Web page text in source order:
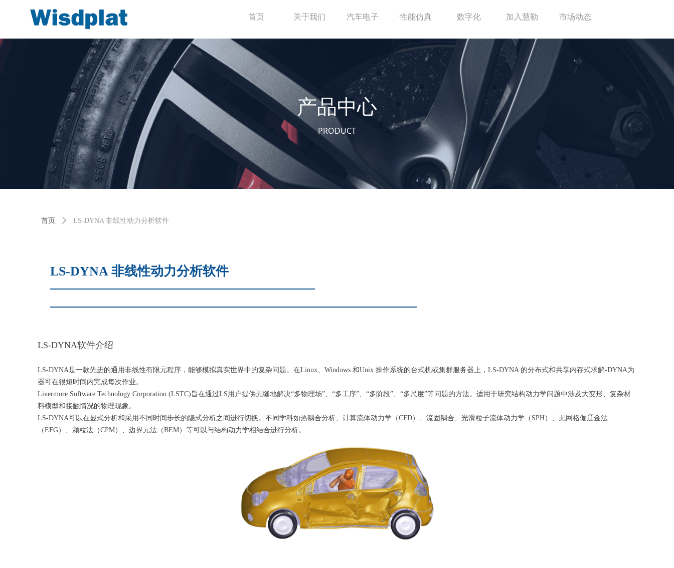
首页 关于我们 汽车电子 性能仿真 数字化 加入慧勒 市场动态
LS-DYNA 非线性动力分析软件
LS-DYNA软件介绍
LS-DYNA是一款先进的通用非线性有限元程序，能够模拟真实世界中的复杂问题。在Linux、Windows 和Unix 操作系统的台式机或集群服务器上，LS-DYNA 的分布式和共享内存式求解-DYNA为
器可在很短时间内完成每次作业。
Livermore Software Technology Corporation (LSTC)旨在通过LS用户提供无缝地解决“多物理场”、“多工序”、“多阶段”、“多尺度”等问题的方法。适用于研究结构动力学问题中涉及大变形、复杂材
料模型和接触情况的物理现象。
LS-DYNA可以在显式分析和采用不同时间步长的隐式分析之间进行切换。不同学科如热耦合分析、计算流体动力学（CFD）、流固耦合、光滑粒子流体动力学（SPH）、无网格伽辽金法
（EFG）、颗粒法（CPM）、边界元法（BEM）等可以与结构动力学相结合进行分析。
产品中心
PRODUCT
首页 ꄲ LS-DYNA 非线性动力分析软件